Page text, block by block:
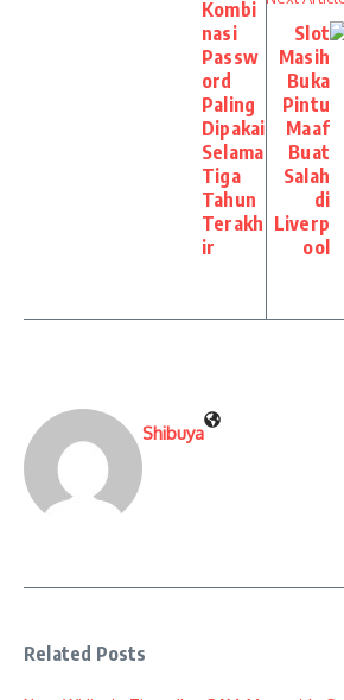
Kombi
nasi
Passw
ord
Paling
Dipakai
Selama
Tiga
Tahun
Terakh
ir
Slot
Masih
Buka
Pintu
Maaf
Buat
Salah
di
Liverp
ool
Shibuya
Related Posts